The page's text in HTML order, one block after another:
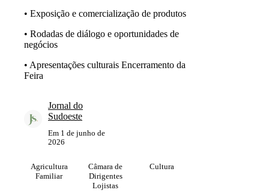
• Exposição e comercialização de produtos
• Rodadas de diálogo e oportunidades de
negócios
• Apresentações culturais Encerramento da
Feira
Jornal do
Sudoeste
Em 1 de junho de
2026
Agricultura
Familiar
Câmara de
Dirigentes
Lojistas
Cultura